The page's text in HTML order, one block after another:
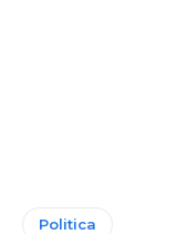
Politica